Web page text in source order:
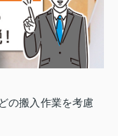
の搬入作業を考慮